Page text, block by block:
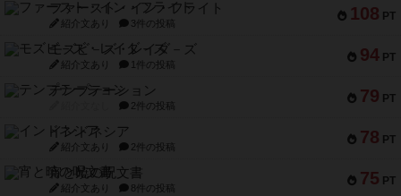
108 PT
ファースト・イン・フライト
紹介文あり 3件の投稿
94 PT
モズビ－ズ・レイダ－ズ
紹介文あり 1件の投稿
79 PT
テンプテーション
2件の投稿
78 PT
インドネシア
紹介文あり 2件の投稿
75 PT
宵と暁の呪文書
紹介文あり 8件の投稿